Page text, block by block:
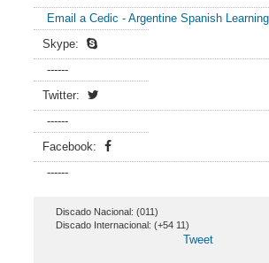
Email a Cedic - Argentine Spanish
Skype:
------
Twitter:
------
Facebook:
------
Discado Nacional: (011)
Discado Internacional: (+54 11)
Tweet